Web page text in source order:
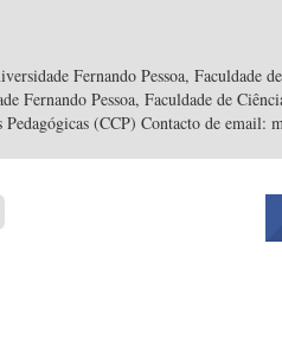
Fernando Pessoa, Faculdade
Fernando Pessoa, Faculdade de
(CCP) Contacto de email: